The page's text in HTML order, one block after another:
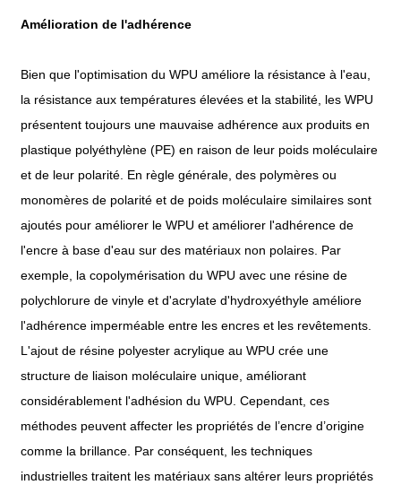
Amélioration de l'adhérence
Bien que l'optimisation du WPU améliore la résistance à l'eau,
la résistance aux températures élevées et la stabilité, les WPU
présentent toujours une mauvaise adhérence aux produits en
plastique polyéthylène (PE) en raison de leur poids moléculaire
et de leur polarité. En règle générale, des polymères ou
monomères de polarité et de poids moléculaire similaires sont
ajoutés pour améliorer le WPU et améliorer l'adhérence de
l'encre à base d'eau sur des matériaux non polaires. Par
exemple, la copolymérisation du WPU avec une résine de
polychlorure de vinyle et d'acrylate d'hydroxyéthyle améliore
l'adhérence imperméable entre les encres et les revêtements.
L'ajout de résine polyester acrylique au WPU crée une
structure de liaison moléculaire unique, améliorant
considérablement l'adhésion du WPU. Cependant, ces
méthodes peuvent affecter les propriétés de l’encre d’origine
comme la brillance. Par conséquent, les techniques
industrielles traitent les matériaux sans altérer leurs propriétés